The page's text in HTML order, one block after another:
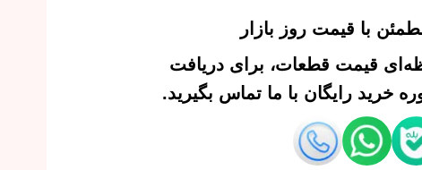
با قیمت روز بازار
قیمت قطعات، برای دریافت
خرید رایگان با ما تماس بگیرید.